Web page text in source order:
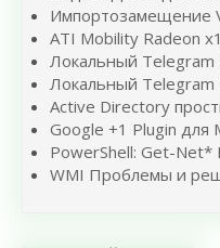
Импортозамещение
ATI Mobility Radeon
Локальный Telegram
Локальный Telegram
Active Directory
Google +1 Plugin для
PowerShell: Get-Net*
WMI Проблемы и